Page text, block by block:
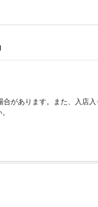
があります。また、入店